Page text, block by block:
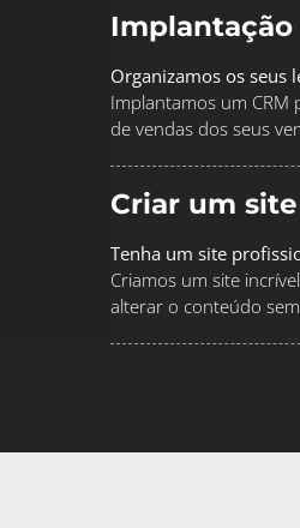
Implantação
Organizamos os seus
Implantamos um CRM
de vendas dos seus
Criar um
Tenha um site
Criamos um site
alterar o conteúdo